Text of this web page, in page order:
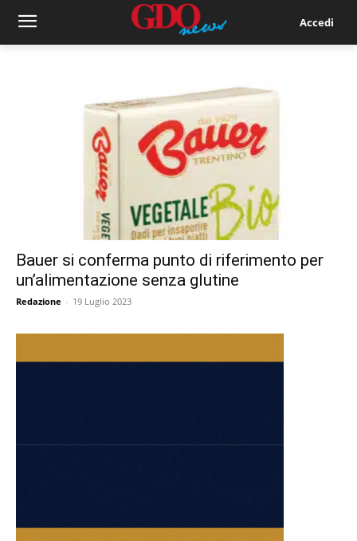
Accedi
Bauer si conferma punto di riferimento per
un’alimentazione senza glutine
Redazione - 19 Luglio 2023